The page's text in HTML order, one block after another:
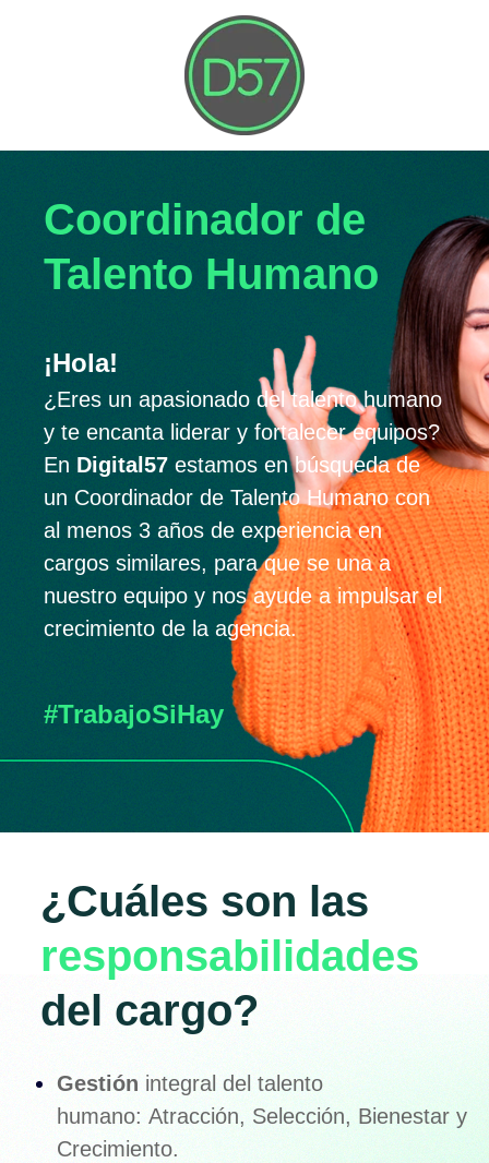
Coordinador de
Talento Humano
¡Hola!
¿Eres un apasionado del talento humano
y te encanta liderar y fortalecer equipos?
En Digital57 estamos en búsqueda de
un Coordinador de Talento Humano con
al menos 3 años de experiencia en
cargos similares, para que se una a
nuestro equipo y nos ayude a impulsar el
crecimiento de la agencia.
#TrabajoSiHay
¿Cuáles son las
responsabilidades
del cargo?
Gestión integral del talento
humano: Atracción, Selección, Bienestar y
Crecimiento.